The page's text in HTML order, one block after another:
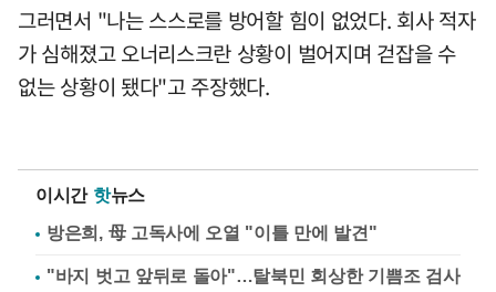
그러면서 "나는 스스로를 방어할 힘이 없었다. 회사 적자
가 심해졌고 오너리스크란 상황이 벌어지며 걷잡을 수
없는 상황이 됐다"고 주장했다.
이시간 핫뉴스
방은희, 母 고독사에 오열 "이틀 만에 발견"
"바지 벗고 앞뒤로 돌아"…탈북민 회상한 기쁨조 검사